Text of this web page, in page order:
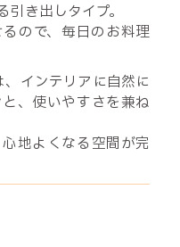
き出しタイプ。
ので、毎日のお料理
インテリアに自然に
、使いやすさを兼ね
地よくなる空間が完